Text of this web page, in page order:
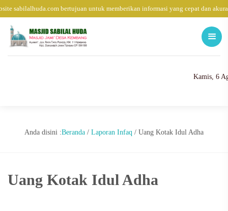
sabilalhuda.com bertujuan untuk memberikan informasi yang cepat dan
Kamis, 6
Anda disini :Beranda / Laporan Infaq / Uang Kotak Idul Adha
Uang Kotak Idul Adha